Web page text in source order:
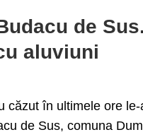
de Sus.
aluviuni
căzut în ultimele ore le-
de Sus, comuna